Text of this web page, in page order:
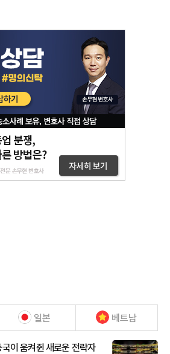
일본 베트남
이 움켜쥔 새로운 전략자